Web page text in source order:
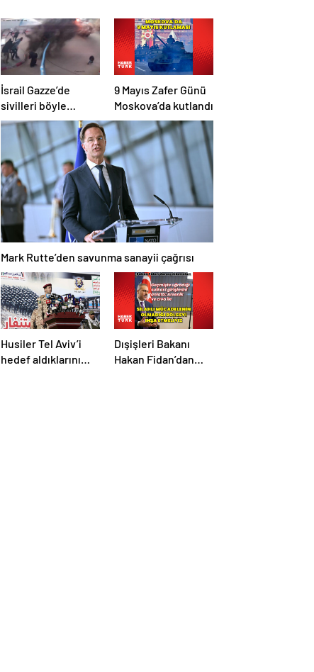
İsrail Gazze’de
sivilleri böyle
vurdu… En az 80
kişi hayatını
kaybetti
9 Mayıs Zafer Günü
Moskova’da kutlandı
Mark Rutte’den savunma sanayii çağrısı
Husiler Tel Aviv’i
hedef aldıklarını
Dışişleri Bakanı
Hakan Fidan’dan